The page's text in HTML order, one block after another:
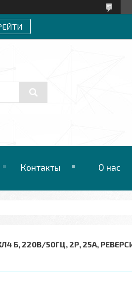
Контакты О нас
Б, 220В/50ГЦ, 2Р, 25А,